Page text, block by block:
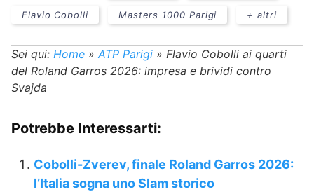
Flavio Cobolli Masters 1000 Parigi + altri
Sei qui: Home » ATP Parigi » Flavio Cobolli ai quarti
del Roland Garros 2026: impresa e brividi contro
Svajda
Potrebbe Interessarti:
Cobolli-Zverev, finale Roland Garros 2026:
l’Italia sogna uno Slam storico